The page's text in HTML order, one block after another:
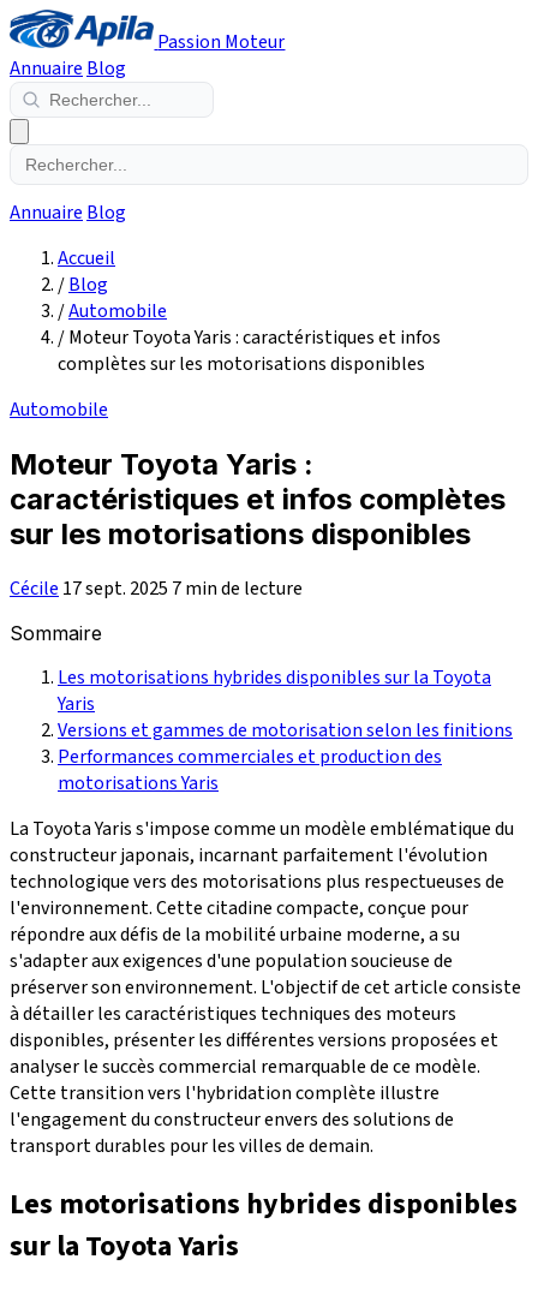
Passion Moteur
Annuaire Blog
Annuaire Blog
Accueil
/Blog
/Automobile
/Moteur Toyota Yaris : caractéristiques et infos
complètes sur les motorisations disponibles
Automobile
Moteur Toyota Yaris :
caractéristiques et infos complètes
sur les motorisations disponibles
Cécile 17 sept. 2025 7 min de lecture
Sommaire
Les motorisations hybrides disponibles sur la Toyota
Yaris
Versions et gammes de motorisation selon les finitions
Performances commerciales et production des
motorisations Yaris
La Toyota Yaris s'impose comme un modèle emblématique du
constructeur japonais, incarnant parfaitement l'évolution
technologique vers des motorisations plus respectueuses de
l'environnement. Cette citadine compacte, conçue pour
répondre aux défis de la mobilité urbaine moderne, a su
s'adapter aux exigences d'une population soucieuse de
préserver son environnement. L'objectif de cet article consiste
à détailler les caractéristiques techniques des moteurs
disponibles, présenter les différentes versions proposées et
analyser le succès commercial remarquable de ce modèle.
Cette transition vers l'hybridation complète illustre
l'engagement du constructeur envers des solutions de
transport durables pour les villes de demain.
Les motorisations hybrides disponibles
sur la Toyota Yaris